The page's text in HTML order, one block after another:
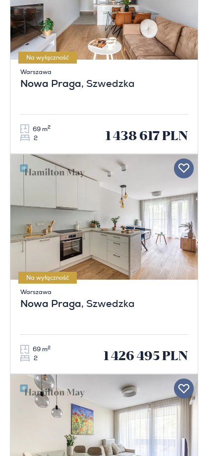
Na wyłączność
Warszawa
Nowa Praga, Szwedzka
69 m2
2 1 438 617 PLN
Na wyłączność
Warszawa
Nowa Praga, Szwedzka
69 m2
2 1 426 495 PLN